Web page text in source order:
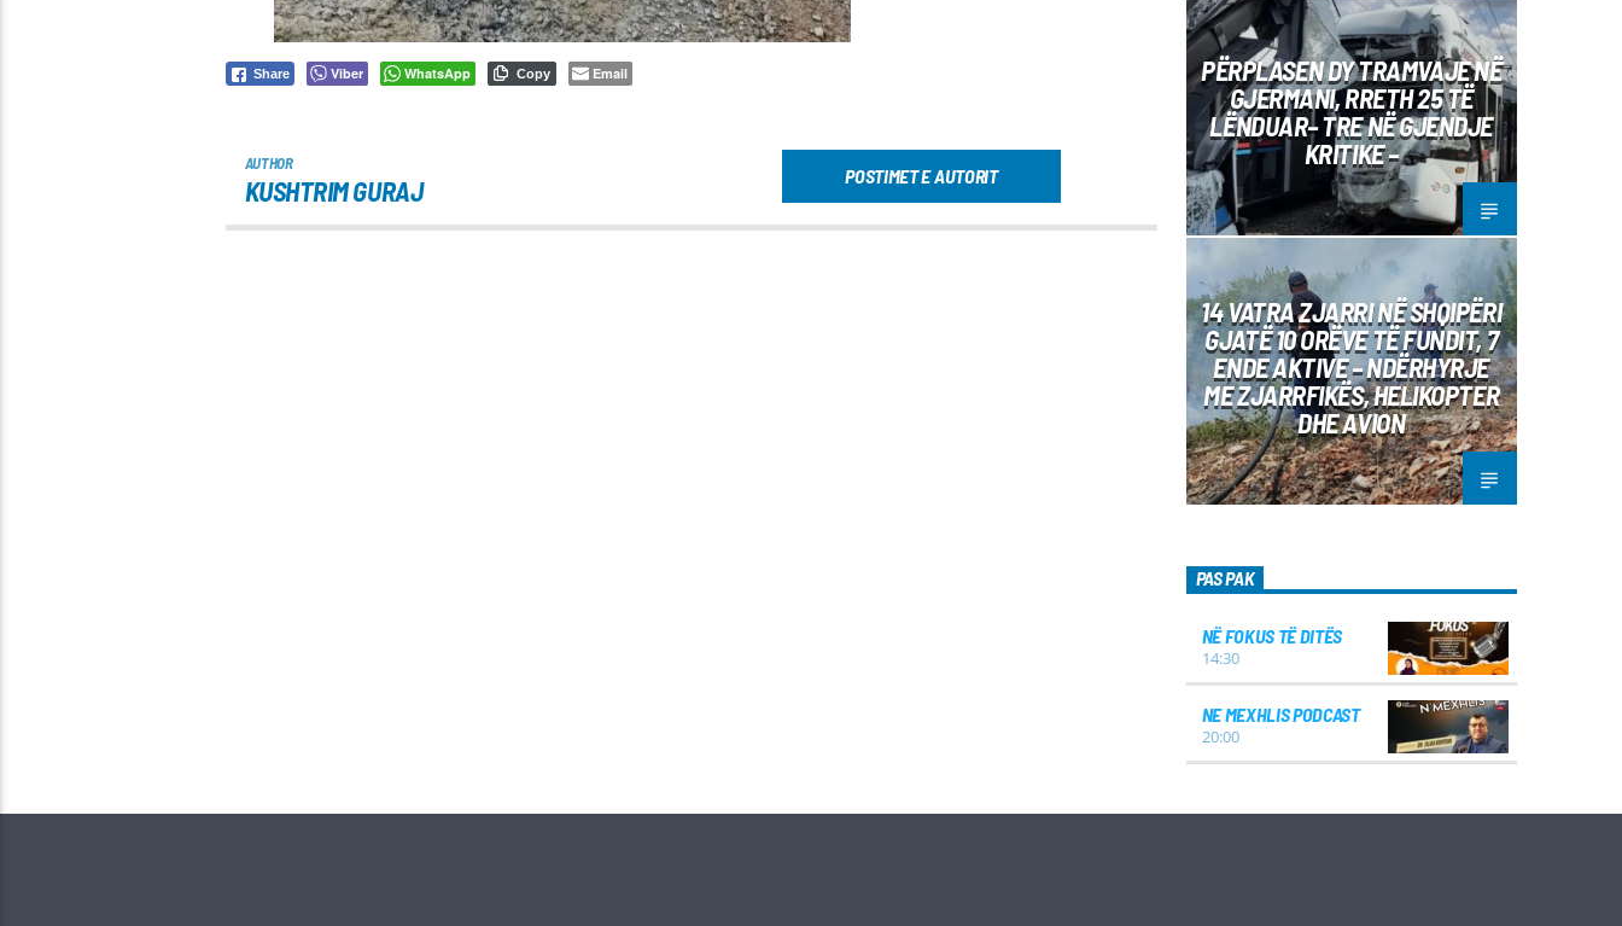
Share Viber WhatsApp Copy Email
AUTHOR
KUSHTRIM GURAJ POSTIMET E AUTORIT
PËRPLASEN DY TRAMVAJE NË
GJERMANI, RRETH 25 TË
LËNDUAR– TRE NË GJENDJE
KRITIKE –
14 VATRA ZJARRI NË SHQIPËRI
GJATË 10 ORËVE TË FUNDIT, 7
ENDE AKTIVE – NDËRHYRJE
ME ZJARRFIKËS, HELIKOPTER
DHE AVION
PAS PAK
NË FOKUS TË DITËS
14:30
NE MEXHLIS PODCAST
20:00